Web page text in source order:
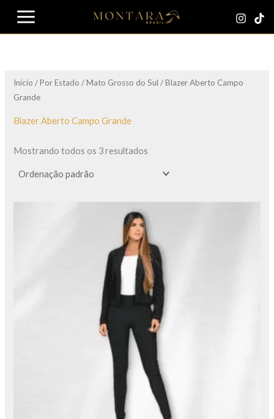
para
Início /Por Estado /Mato Grosso do Sul / Blazer Aberto Campo
Grande
Blazer Aberto Campo Grande
Mostrando todos os 3 resultados